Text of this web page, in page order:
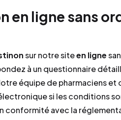
en ligne sans
sur notre siteen ligne
à un questionnaire
équipe de pharmaciens et
si les conditions
conformité avec la